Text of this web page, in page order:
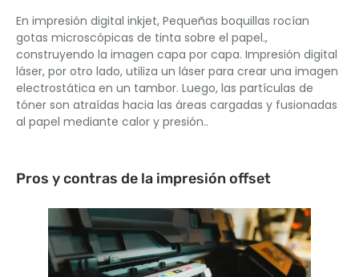
En impresión digital inkjet, Pequeñas boquillas rocían
gotas microscópicas de tinta sobre el papel.,
construyendo la imagen capa por capa. Impresión digital
láser, por otro lado, utiliza un láser para crear una imagen
electrostática en un tambor. Luego, las partículas de
tóner son atraídas hacia las áreas cargadas y fusionadas
al papel mediante calor y presión..
Pros y contras de la impresión offset